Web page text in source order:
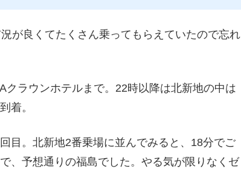
が良くてたくさん乗ってもらえていたので忘れ
ラウンホテルまで。22時以降は北新地の中は
着。
目。北新地2番乗場に並んでみると、18分でご
、予想通りの福島でした。やる気が限りなくゼ